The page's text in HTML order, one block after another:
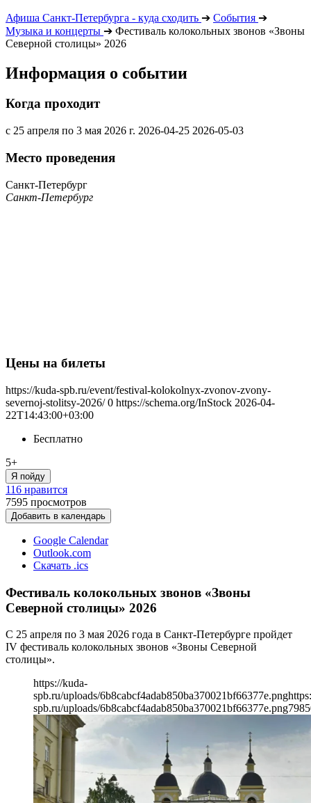
Афиша Санкт-Петербурга - куда сходить ➔ События ➔
Музыка и концерты ➔ Фестиваль колокольных звонов «Звоны
Северной столицы» 2026
Информация о событии
Когда проходит
с 25 апреля по 3 мая 2026 г. 2026-04-25 2026-05-03
Место проведения
Санкт-Петербург
Санкт-Петербург
Цены на билеты
https://kuda-spb.ru/event/festival-kolokolnyx-zvonov-zvony-
severnoj-stolitsy-2026/ 0 https://schema.org/InStock 2026-04-
22T14:43:00+03:00
Бесплатно
5+
Я пойду
116 нравится
7595 просмотров
Добавить в календарь
Google Calendar
Outlook.com
Скачать .ics
Фестиваль колокольных звонов «Звоны
Северной столицы» 2026
С 25 апреля по 3 мая 2026 года в Санкт-Петербурге пройдет
IV фестиваль колокольных звонов «Звоны Северной
столицы».
https://kuda-
spb.ru/uploads/6b8cabcf4adab850ba370021bf66377e.png
spb.ru/uploads/6b8cabcf4adab850ba370021bf66377e.png798